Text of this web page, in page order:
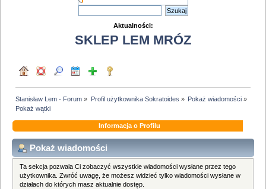
Aktualności:
SKLEP LEM MRÓZ
Stanisław Lem - Forum » Profil użytkownika Sokratoides » Pokaż wiadomości»
Pokaż wątki
Informacja o Profilu
Pokaż wiadomości
Ta sekcja pozwala Ci zobaczyć wszystkie wiadomości wysłane przez tego
użytkownika. Zwróć uwagę, że możesz widzieć tylko wiadomości wysłane w
działach do których masz aktualnie dostęp.